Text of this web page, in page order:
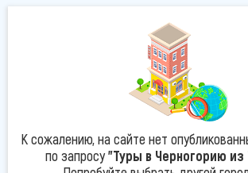
К сожалению, на сайте нет
по запросу"Туры в Черногорию из